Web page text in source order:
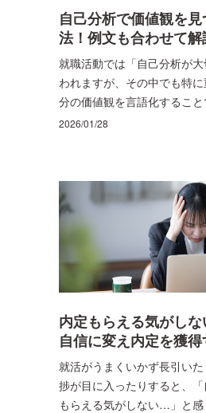
自己分析で価値観を
法！例文も合わせて解
ーチ・キャンパス
就職活動では「自己分析が
われますが、その中でも特
分の価値観を言語化するこ
とは、仕事や人生で何を大切
望動機や面接の回答にも一
くくなります。 本記事では、
における「価値観」とは何
で、企業が価値観を質問す
分析で価値観を見つける具体
を解説します。
2026/01/28
内定もらえる気がし
自信に変え内定を獲
ビズリーチ・キャンパ
就活がうまくいかず長引い
捗が目に入ったりすると、
もらえる気がしない…」と